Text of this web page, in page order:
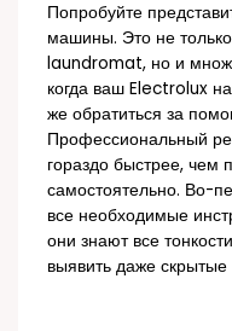
Попробуйте
машины. Это не
laundromat, но и
когда ваш Electrolux
же обратиться за
Профессиональный
гораздо быстрее, чем
самостоятельно. Во-
все необходимые
они знают все
выявить даже скрытые